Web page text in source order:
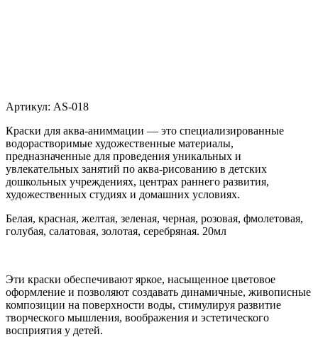
Артикул: AS-018
Краски для аква-аниммации — это специализированные
водорастворимые художественные материалы,
предназначенные для проведения уникальных и
увлекательных занятий по аква-рисованию в детских
дошкольных учреждениях, центрах раннего развития,
художественных студиях и домашних условиях.
Белая, красная, желтая, зеленая, черная, розовая, фмолетовая,
голубая, салатовая, золотая, серебряная. 20мл
Эти краски обеспечивают яркое, насыщенное цветовое
оформление и позволяют создавать динамичные, живописные
композиции на поверхности воды, стимулируя развитие
творческого мышления, воображения и эстетического
восприятия у детей.